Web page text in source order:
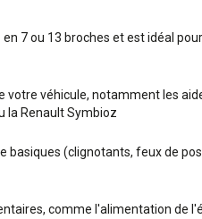
7 ou 13 broches et est idéal
véhicule, notamment les
la Renault Symbioz
basiques (clignotants, feux de
comme l'alimentation de